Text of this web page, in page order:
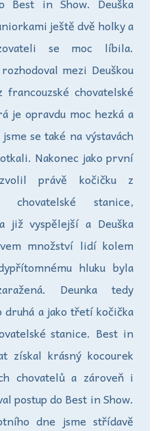
Best in Show. Deuška
ještě dvě holky a
se moc líbila.
mezi Deuškou
francouzské chovatelské
je opravdu moc hezká a
se také na výstavách
Nakonec jako první
právě kočičku z
chovatelské stanice,
již vyspělejší a Deuška
množství lidí kolem
hluku byla
Deunka tedy
druhá a jako třetí kočička
stanice. Best in
získal krásný kocourek
chovatelů a zároveň i
postup do Best in Show.
dne jsme střídavě